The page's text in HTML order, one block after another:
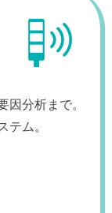
因分析まで。
テム。